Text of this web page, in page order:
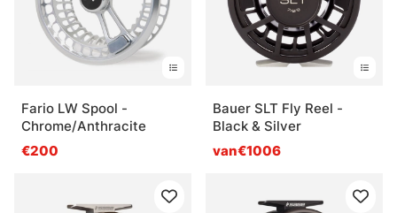
Fario LW Spool -
Chrome/Anthracite
€200
Bauer SLT Fly Reel -
Black & Silver
van€1006